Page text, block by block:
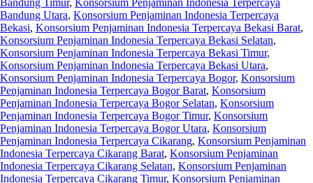
Bandung Utara, Konsorsium Penjaminan Indonesia Terpercaya
Bekasi, Konsorsium Penjaminan Indonesia Terpercaya Bekasi Barat,
Konsorsium Penjaminan Indonesia Terpercaya Bekasi Selatan,
Konsorsium Penjaminan Indonesia Terpercaya Bekasi Timur,
Konsorsium Penjaminan Indonesia Terpercaya Bekasi Utara,
Konsorsium Penjaminan Indonesia Terpercaya Bogor, Konsorsium
Penjaminan Indonesia Terpercaya Bogor Barat, Konsorsium
Penjaminan Indonesia Terpercaya Bogor Selatan, Konsorsium
Penjaminan Indonesia Terpercaya Bogor Timur, Konsorsium
Penjaminan Indonesia Terpercaya Bogor Utara, Konsorsium
Penjaminan Indonesia Terpercaya Cikarang, Konsorsium Penjaminan
Indonesia Terpercaya Cikarang Barat, Konsorsium Penjaminan
Indonesia Terpercaya Cikarang Selatan, Konsorsium Penjaminan
Indonesia Terpercaya Cikarang Timur, Konsorsium Penjaminan